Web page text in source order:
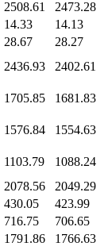
2508.61
2473.28
14.33
14.13
28.67
28.27
2436.93
2402.61
1705.85
1681.83
1576.84
1554.63
1103.79
1088.24
2078.56
2049.29
430.05
423.99
716.75
706.65
1791.86
1766.63